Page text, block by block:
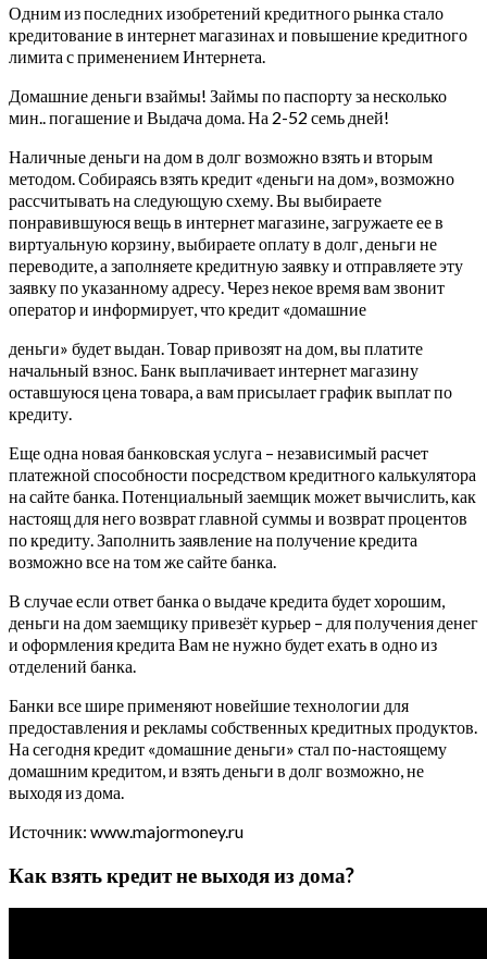
Одним из последних изобретений кредитного рынка стало
кредитование в интернет магазинах и повышение кредитного
лимита с применением Интернета.
Домашние деньги взаймы! Займы по паспорту за несколько
мин.. погашение и Выдача дома. На 2-52 семь дней!
Наличные деньги на дом в долг возможно взять и вторым
методом. Собираясь взять кредит «деньги на дом», возможно
рассчитывать на следующую схему. Вы выбираете
понравившуюся вещь в интернет магазине, загружаете ее в
виртуальную корзину, выбираете оплату в долг, деньги не
переводите, а заполняете кредитную заявку и отправляете эту
заявку по указанному адресу. Через некое время вам звонит
оператор и информирует, что кредит «домашние
деньги» будет выдан. Товар привозят на дом, вы платите
начальный взнос. Банк выплачивает интернет магазину
оставшуюся цена товара, а вам присылает график выплат по
кредиту.
Еще одна новая банковская услуга – независимый расчет
платежной способности посредством кредитного калькулятора
на сайте банка. Потенциальный заемщик может вычислить, как
настоящ для него возврат главной суммы и возврат процентов
по кредиту.Заполнить заявление на получение кредита
возможно все на том же сайте банка.
В случае если ответ банка о выдаче кредита будет хорошим,
деньги на дом заемщику привезёт курьер – для получения денег
и оформления кредита Вам не нужно будет ехать в одно из
отделений банка.
Банки все шире применяют новейшие технологии для
предоставления и рекламы собственных кредитных продуктов.
На сегодня кредит «домашние деньги» стал по-настоящему
домашним кредитом, и взять деньги в долг возможно, не
выходя из дома.
Источник: www.majormoney.ru
Как взять кредит не выходя из дома?